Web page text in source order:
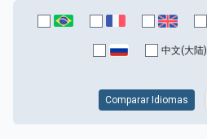
中文(大陆)
Comparar Idiomas